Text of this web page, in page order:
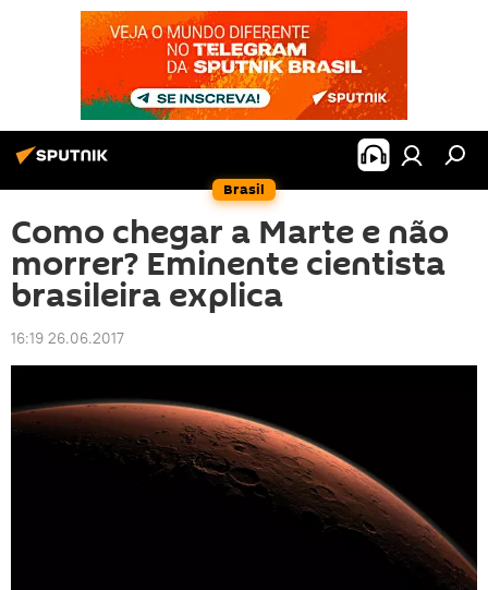
Brasil
Como chegar a Marte e não
morrer? Eminente cientista
brasileira explica
16:19 26.06.2017